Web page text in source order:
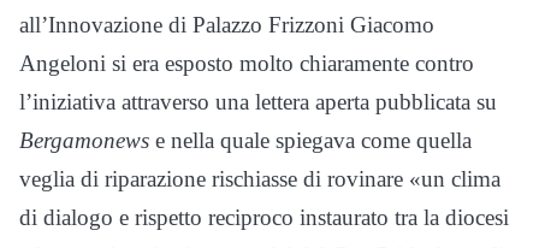
all’Innovazione di Palazzo Frizzoni Giacomo
Angeloni si era esposto molto chiaramente contro
l’iniziativa attraverso una lettera aperta pubblicata su
Bergamonews e nella quale spiegava come quella
veglia di riparazione rischiasse di rovinare «un clima
di dialogo e rispetto reciproco instaurato tra la diocesi